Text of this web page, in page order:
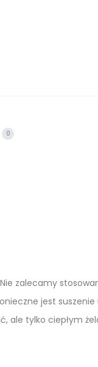
0
zalecamy
jest
ale tylko ciepłym